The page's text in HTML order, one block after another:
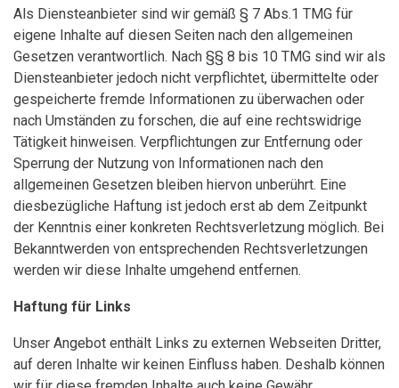
Als Diensteanbieter sind wir gemäß § 7 Abs.1 TMG für
eigene Inhalte auf diesen Seiten nach den allgemeinen
Gesetzen verantwortlich. Nach §§ 8 bis 10 TMG sind wir als
Diensteanbieter jedoch nicht verpflichtet, übermittelte oder
gespeicherte fremde Informationen zu überwachen oder
nach Umständen zu forschen, die auf eine rechtswidrige
Tätigkeit hinweisen. Verpflichtungen zur Entfernung oder
Sperrung der Nutzung von Informationen nach den
allgemeinen Gesetzen bleiben hiervon unberührt. Eine
diesbezügliche Haftung ist jedoch erst ab dem Zeitpunkt
der Kenntnis einer konkreten Rechtsverletzung möglich. Bei
Bekanntwerden von entsprechenden Rechtsverletzungen
werden wir diese Inhalte umgehend entfernen.
Haftung für Links
Unser Angebot enthält Links zu externen Webseiten Dritter,
auf deren Inhalte wir keinen Einfluss haben. Deshalb können